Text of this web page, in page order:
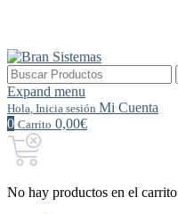
Buscar
por:
Expand menu
Hola, Inicia sesión Mi Cuenta
0 Carrito 0,00€
No hay productos en el carrito